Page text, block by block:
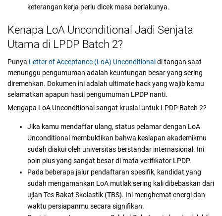
keterangan kerja perlu dicek masa berlakunya.
Kenapa LoA Unconditional Jadi Senjata
Utama di LPDP Batch 2?
Punya Letter of Acceptance (LoA) Unconditional di tangan saat
menunggu pengumuman adalah keuntungan besar yang sering
diremehkan. Dokumen ini adalah ultimate hack yang wajib kamu
selamatkan apapun hasil pengumuman LPDP nanti.
Mengapa LoA Unconditional sangat krusial untuk LPDP Batch 2?
Jika kamu mendaftar ulang, status pelamar dengan LoA
Unconditional membuktikan bahwa kesiapan akademikmu
sudah diakui oleh universitas berstandar internasional. Ini
poin plus yang sangat besar di mata verifikator LPDP.
Pada beberapa jalur pendaftaran spesifik, kandidat yang
sudah mengamankan LoA mutlak sering kali dibebaskan dari
ujian Tes Bakat Skolastik (TBS). Ini menghemat energi dan
waktu persiapanmu secara signifikan.